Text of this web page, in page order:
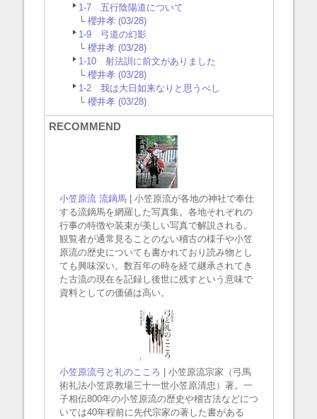
1-7 五行陰陽道について
└ 櫻井孝 (03/28)
1-9 弓道の幻影
└ 櫻井孝 (03/28)
1-10 射法訓に前文がありました
└ 櫻井孝 (03/28)
1-2 我は大日如来なりと思うべし
└ 櫻井孝 (03/28)
RECOMMEND
小笠原流 流鏑馬| 小笠原流が各地の神社で奉仕
する流鏑馬を網羅した写真集。各地それぞれの
行事の特徴や装束が美しい写真で解説される。
観覧者が通常見ることのない稽古の様子や小笠
原流の歴史についても書かれており読み物とし
ても興味深い。数百年の時を経て継承されてき
た古流の現在を記録し後世に残すという意味で
資料としての価値は高い。
小笠原流弓と礼のこころ | 小笠原流宗家（弓馬
術礼法小笠原教場三十一世小笠原清忠）著。一
子相伝800年の小笠原流の歴史や稽古法などにつ
いては40年程前に先代宗家の著した書がある